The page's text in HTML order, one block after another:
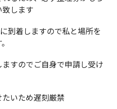
します
到着しますので私と場所を
すのでご自身で申請し受け
いため遅刻厳禁